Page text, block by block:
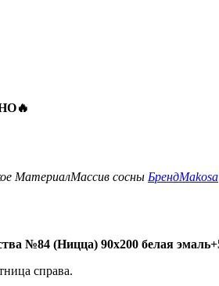
МатериалМассив сосны БрендMakosa
№84 (Ницца) 90х200 белая
справа.